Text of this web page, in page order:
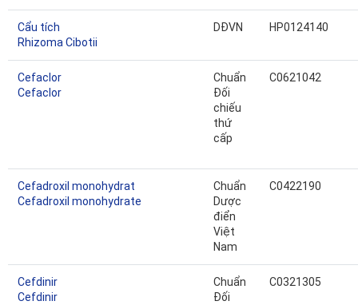
Cẩu tích
Rhizoma Cibotii
DĐVN HP0124140
Cefaclor
Cefaclor
Chuẩn
Đối
chiếu
thứ
cấp
C0621042
Cefadroxil monohydrat
Cefadroxil monohydrate
Chuẩn
Dược
điển
Việt
Nam
C0422190
Cefdinir
Cefdinir
Chuẩn
Đối
C0321305